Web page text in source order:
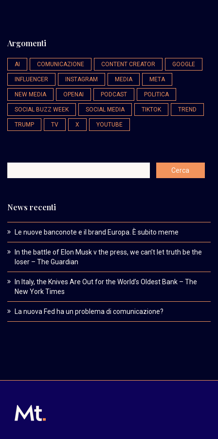
Argomenti
AI COMUNICAZIONE CONTENT CREATOR GOOGLE
INFLUENCER INSTAGRAM MEDIA META
NEW MEDIA OPENAI PODCAST POLITICA
SOCIAL BUZZ WEEK SOCIAL MEDIA TIKTOK TREND
TRUMP TV X YOUTUBE
News recenti
Le nuove banconote e il brand Europa. È subito meme
In the battle of Elon Musk v the press, we can’t let truth be the
loser – The Guardian
In Italy, the Knives Are Out for the World’s Oldest Bank – The
New York Times
La nuova Fed ha un problema di comunicazione?